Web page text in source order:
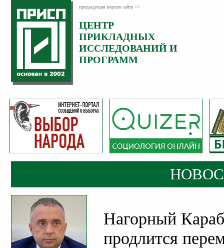
предыдущая версия сайта >>
ЦЕНТР
ПРИКЛАДНЫХ
ИССЛЕДОВАНИЙ И
ПРОГРАММ
Нагорный
продлится
Категория:
Новости
Опубликовано:
11
Ноябрь
2020